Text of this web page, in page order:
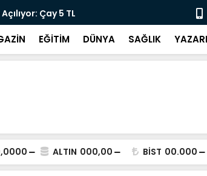
Yarışması İçin Başvurular
EĞİTİM DÜNYA SAĞLIK
ALTIN 000,00 BİST 00.000